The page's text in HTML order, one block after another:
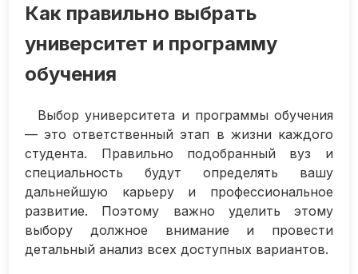
Как правильно выбрать
университет и программу
обучения
Выбор университета и программы обучения
— это ответственный этап в жизни каждого
студента. Правильно подобранный вуз и
специальность будут определять вашу
дальнейшую карьеру и профессиональное
развитие. Поэтому важно уделить этому
выбору должное внимание и провести
детальный анализ всех доступных вариантов.